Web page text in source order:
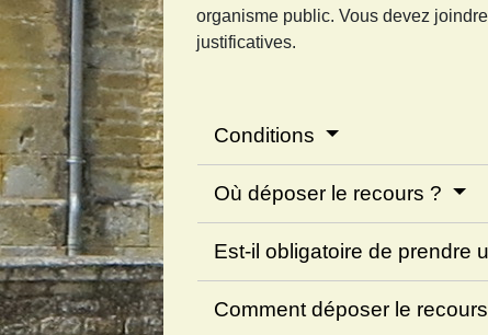
organisme public. Vous devez
justificatives.
Conditions
Où déposer le recours ?
Est-il obligatoire de prendre
Comment déposer le